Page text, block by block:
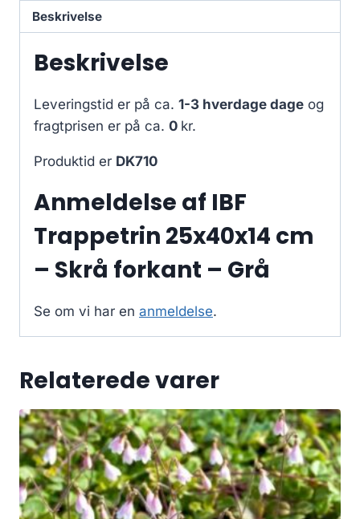
Beskrivelse
Beskrivelse
Leveringstid er på ca. 1-3 hverdage dage og
fragtprisen er på ca. 0 kr.
Produktid er DK710
Anmeldelse af IBF
Trappetrin 25x40x14 cm
– Skrå forkant – Grå
Se om vi har en anmeldelse.
Relaterede varer